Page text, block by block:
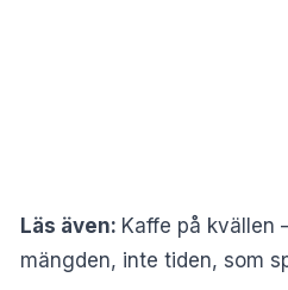
Läs även: Kaffe på kvällen
mängden, inte tiden, som